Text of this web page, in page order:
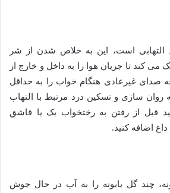
است، این به خلاص شدن از شر
می کند تا جریان هوا را به داخل و خارج از
صدای غیرعادی هنگام خواب را به حداقل
سازی و تسکین درد مرتبط با التهاب
قبل از رفتن به رختخواب یک یا قاشق
اضافه کنید.
چند گل بابونه را به آب در حال جوش